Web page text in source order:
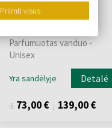
Mancera Red Tobacco
Parfumuotas vanduo
Parfumuotas vanduo -
Unisex
Yra sandėlyje Detalė
iš 73,00 € į 139,00 €
Priimti visus